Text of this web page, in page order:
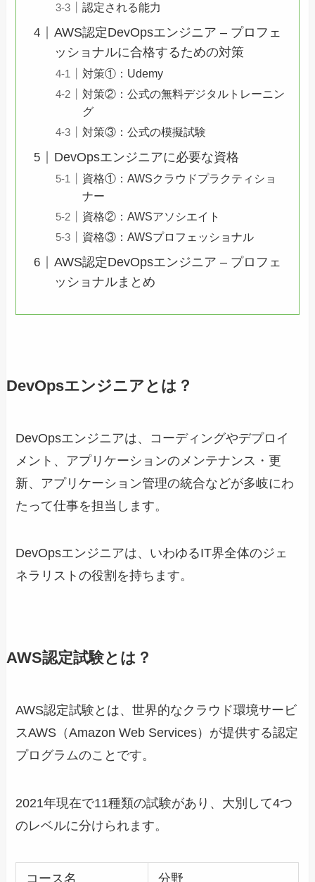
認定される能力
AWS認定DevOpsエンジニア – プロフェ
ッショナルに合格するための対策
対策①：Udemy
対策②：公式の無料デジタルトレーニン
グ
対策③：公式の模擬試験
DevOpsエンジニアに必要な資格
資格①：AWSクラウドプラクティショ
ナー
資格②：AWSアソシエイト
資格③：AWSプロフェッショナル
AWS認定DevOpsエンジニア – プロフェ
ッショナルまとめ
DevOpsエンジニアとは？
DevOpsエンジニアは、コーディングやデプロイ
メント、アプリケーションのメンテナンス・更
新、アプリケーション管理の統合などが多岐にわ
たって仕事を担当します。
DevOpsエンジニアは、いわゆるIT界全体のジェ
ネラリストの役割を持ちます。
AWS認定試験とは？
AWS認定試験とは、世界的なクラウド環境サービ
スAWS（Amazon Web Services）が提供する認定
プログラムのことです。
2021年現在で11種類の試験があり、大別して4つ
のレベルに分けられます。
コース名 分野